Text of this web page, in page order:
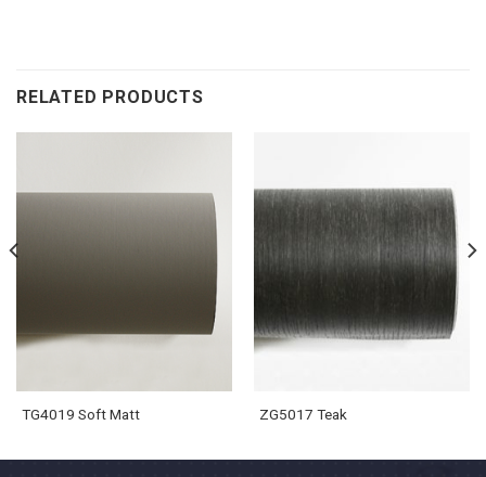
RELATED PRODUCTS
TG4019 Soft Matt ZG5017 Teak